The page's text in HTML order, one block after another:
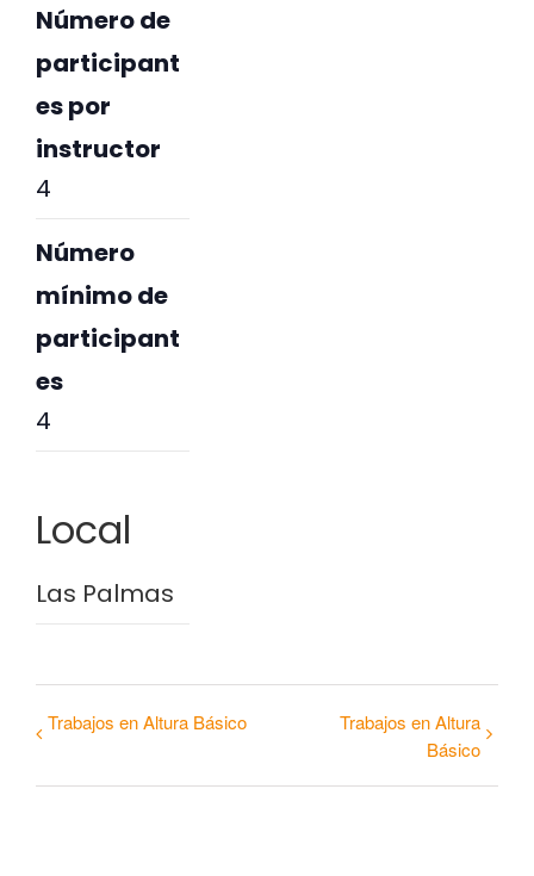
Número de
participant
es por
instructor
4
Número
mínimo de
participant
es
4
Local
Las Palmas
Trabajos en Altura Básico
Trabajos en Altura
Básico